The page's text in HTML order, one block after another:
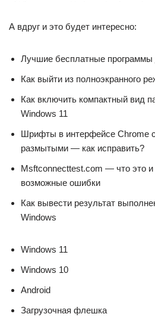
А вдруг и это будет интересно:
Лучшие бесплатные программы
Как выйти из полноэкранного
Как включить компактный вид
Windows 11
Шрифты в интерфейсе Chrome
размытыми — как исправить?
Msftconnecttest.com — что это и
возможные ошибки
Как вывести результат
Windows
Windows 11
Windows 10
Android
Загрузочная флешка